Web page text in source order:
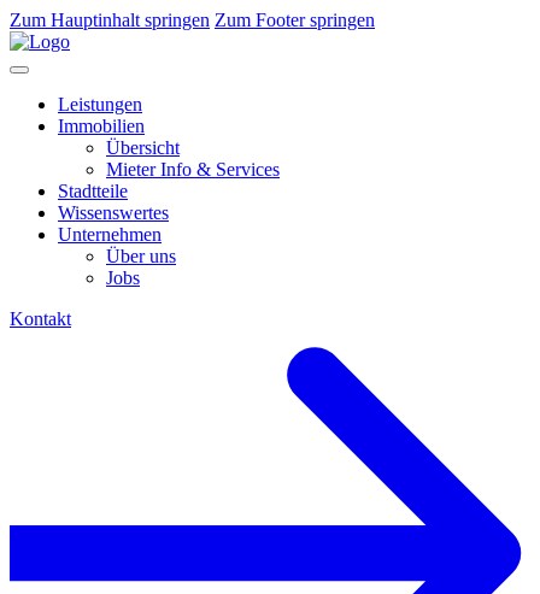
Zum Hauptinhalt springen Zum Footer springen
Leistungen
Immobilien
Übersicht
Mieter Info & Services
Stadtteile
Wissenswertes
Unternehmen
Über uns
Jobs
Kontakt